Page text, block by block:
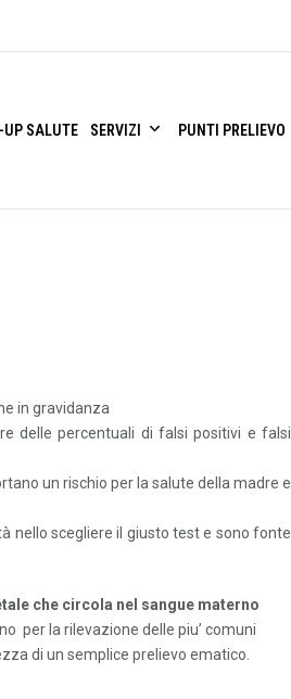
UP SALUTE SERVIZI PUNTI PRELIEVO
in gravidanza
delle percentuali di falsi positivi e falsi
un rischio per la salute della madre e
nello scegliere il giusto test e sono fonte
che circola nel sangue materno
per la rilevazione delle piu’ comuni
di un semplice prelievo ematico.